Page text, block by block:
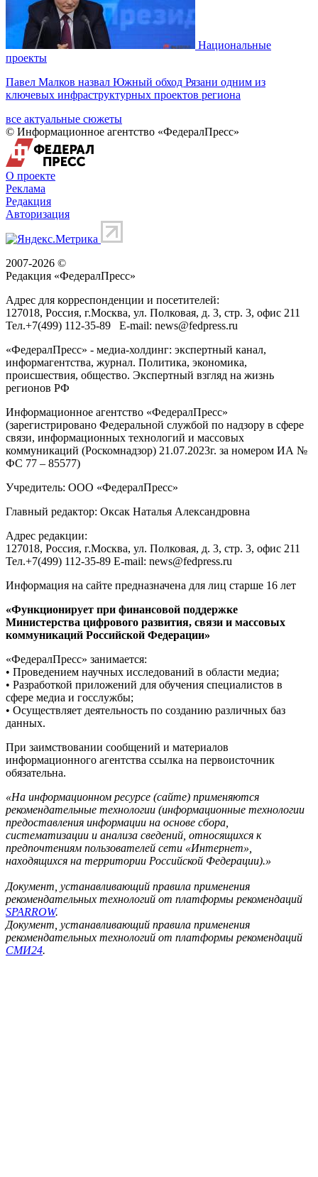
Национальные
проекты
Павел Малков назвал Южный обход Рязани одним из
ключевых инфраструктурных проектов региона
все актуальные сюжеты
© Информационное агентство «ФедералПресс»
О проекте
Реклама
Редакция
Авторизация
2007-2026 ©
Редакция «ФедералПресс»
Адрес для корреспонденции и посетителей:
127018, Россия, г.Москва, ул. Полковая, д. 3, стр. 3, офис 211
Тел.+7(499) 112-35-89 E-mail: news@fedpress.ru
«ФедералПресс» - медиа-холдинг: экспертный канал,
информагентства, журнал. Политика, экономика,
происшествия, общество. Экспертный взгляд на жизнь
регионов РФ
Информационное агентство «ФедералПресс»
(зарегистрировано Федеральной службой по надзору в сфере
связи, информационных технологий и массовых
коммуникаций (Роскомнадзор) 21.07.2023г. за номером ИА №
ФС 77 – 85577)
Учредитель: ООО «ФедералПресс»
Главный редактор: Оксак Наталья Александровна
Адрес редакции:
127018, Россия, г.Москва, ул. Полковая, д. 3, стр. 3, офис 211
Тел.+7(499) 112-35-89 E-mail: news@fedpress.ru
Информация на сайте предназначена для лиц старше 16 лет
«Функционирует при финансовой поддержке
Министерства цифрового развития, связи и массовых
коммуникаций Российской Федерации»
«ФедералПресс» занимается:
• Проведением научных исследований в области медиа;
• Разработкой приложений для обучения специалистов в
сфере медиа и госслужбы;
• Осуществляет деятельность по созданию различных баз
данных.
При заимствовании сообщений и материалов
информационного агентства ссылка на первоисточник
обязательна.
«На информационном ресурсе (сайте) применяются
рекомендательные технологии (информационные технологии
предоставления информации на основе сбора,
систематизации и анализа сведений, относящихся к
предпочтениям пользователей сети «Интернет»,
находящихся на территории Российской Федерации).»
Документ, устанавливающий правила применения
рекомендательных технологий от платформы рекомендаций
SPARROW.
Документ, устанавливающий правила применения
рекомендательных технологий от платформы рекомендаций
СМИ24.